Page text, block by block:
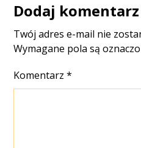
Dodaj komentarz
Twój adres e-mail nie
Wymagane pola są
Komentarz*